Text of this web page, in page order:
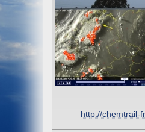
http://chemtrail-